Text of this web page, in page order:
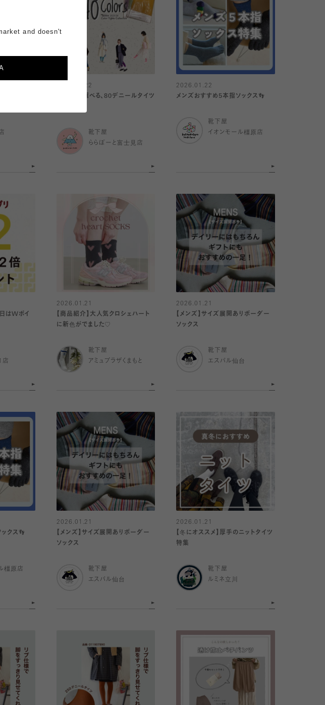
2026.01.22
40色から選べる、80デニールタイツ
靴下屋
ららぽーと富士見店
2026.01.22
メンズおすすめ5本指ソックス👣
靴下屋
イオンモール橿原店
はWポイ
店
2026.01.21
【商品紹介】大人気クロシェハート
に新色がでました♡
靴下屋
アミュプラザくまもと
2026.01.21
【メンズ】サイズ展開ありボーダー
ソックス
靴下屋
エスパル仙台
クス👣
橿原店
2026.01.21
【メンズ】サイズ展開ありボーダー
ソックス
靴下屋
エスパル仙台
2026.01.21
【冬にオススメ】厚手のニットタイツ
特集
靴下屋
ルミネ立川
and doesn't